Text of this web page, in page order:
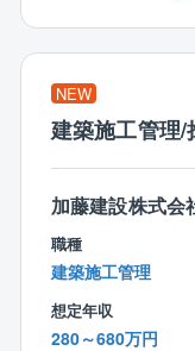
・安全管理、品質
・施工管理、進捗
・発注者、協力業
・設計図の確認
・積算業務、予算
・各種必要書類の
・役所等関係各所
※現場は岐阜県・
出張や泊りでの対
現場に直行直帰が
NEW
建築施工管理
加藤建設株式会
職種
建築施工管理
想定年収
280～680万円